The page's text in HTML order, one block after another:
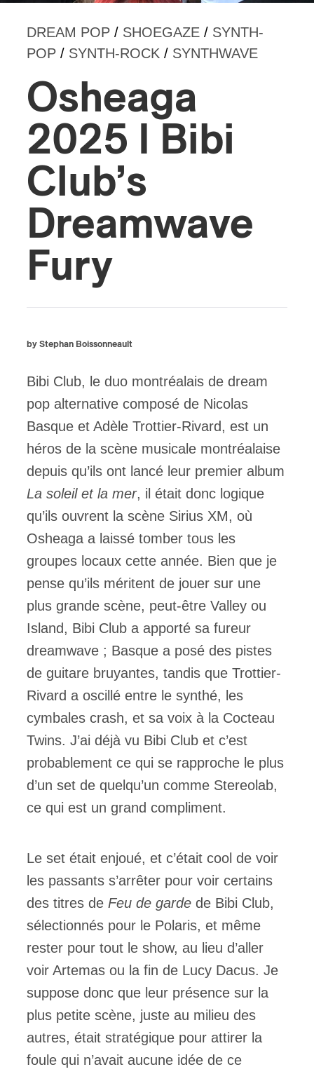
DREAM POP / SHOEGAZE / SYNTH-
POP / SYNTH-ROCK / SYNTHWAVE
Osheaga
2025 I Bibi
Club’s
Dreamwave
Fury
by Stephan Boissonneault
Bibi Club, le duo montréalais de dream
pop alternative composé de Nicolas
Basque et Adèle Trottier-Rivard, est un
héros de la scène musicale montréalaise
depuis qu’ils ont lancé leur premier album
La soleil et la mer, il était donc logique
qu’ils ouvrent la scène Sirius XM, où
Osheaga a laissé tomber tous les
groupes locaux cette année. Bien que je
pense qu’ils méritent de jouer sur une
plus grande scène, peut-être Valley ou
Island, Bibi Club a apporté sa fureur
dreamwave ; Basque a posé des pistes
de guitare bruyantes, tandis que Trottier-
Rivard a oscillé entre le synthé, les
cymbales crash, et sa voix à la Cocteau
Twins. J’ai déjà vu Bibi Club et c’est
probablement ce qui se rapproche le plus
d’un set de quelqu’un comme Stereolab,
ce qui est un grand compliment.
Le set était enjoué, et c’était cool de voir
les passants s’arrêter pour voir certains
des titres de Feu de garde de Bibi Club,
sélectionnés pour le Polaris, et même
rester pour tout le show, au lieu d’aller
voir Artemas ou la fin de Lucy Dacus. Je
suppose donc que leur présence sur la
plus petite scène, juste au milieu des
autres, était stratégique pour attirer la
foule qui n’avait aucune idée de ce